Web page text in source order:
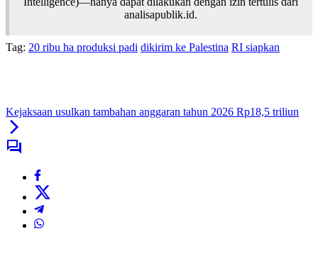
analisapublik.id.
Tag: 20 ribu ha produksi padi dikirim ke Palestina RI siapkan
Kejaksaan usulkan tambahan anggaran tahun 2026 Rp18,5 triliun